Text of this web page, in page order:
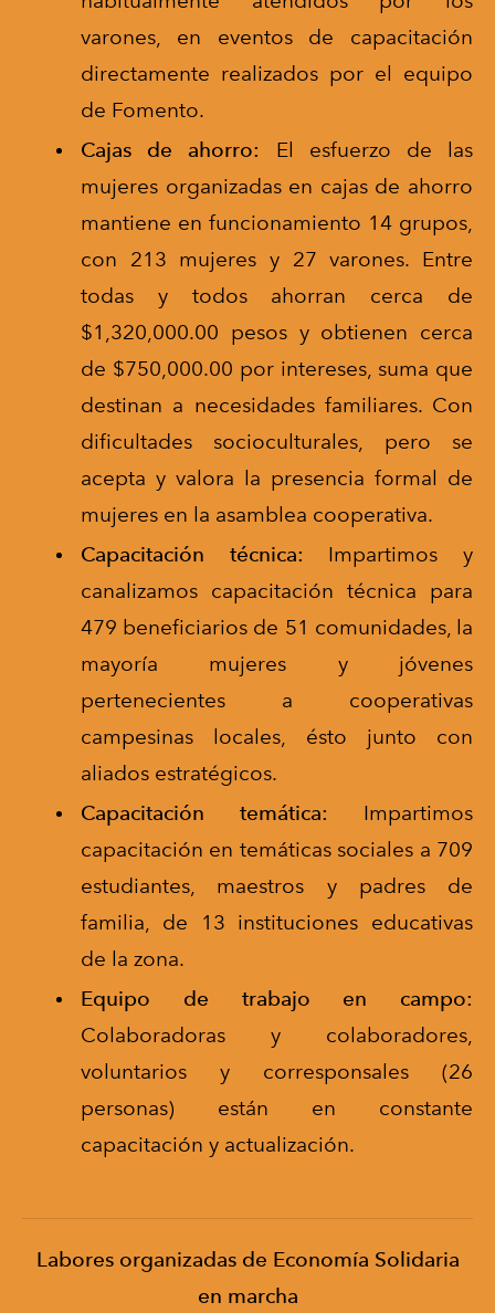
varones, en eventos de capacitación
directamente realizados por el equipo
de Fomento.
Cajas de ahorro: El esfuerzo de las
mujeres organizadas en cajas de ahorro
mantiene en funcionamiento 14 grupos,
con 213 mujeres y 27 varones. Entre
todas y todos ahorran cerca de
$1,320,000.00 pesos y obtienen cerca
de $750,000.00 por intereses, suma que
destinan a necesidades familiares. Con
dificultades socioculturales, pero se
acepta y valora la presencia formal de
mujeres en la asamblea cooperativa.
Capacitación técnica: Impartimos y
canalizamos capacitación técnica para
479 beneficiarios de 51 comunidades, la
mayoría mujeres y jóvenes
pertenecientes a cooperativas
campesinas locales, ésto junto con
aliados estratégicos.
Capacitación temática: Impartimos
capacitación en temáticas sociales a 709
estudiantes, maestros y padres de
familia, de 13 instituciones educativas
de la zona.
Equipo de trabajo en campo:
Colaboradoras y colaboradores,
voluntarios y corresponsales (26
personas) están en constante
capacitación y actualización.
Labores organizadas de Economía Solidaria
en marcha